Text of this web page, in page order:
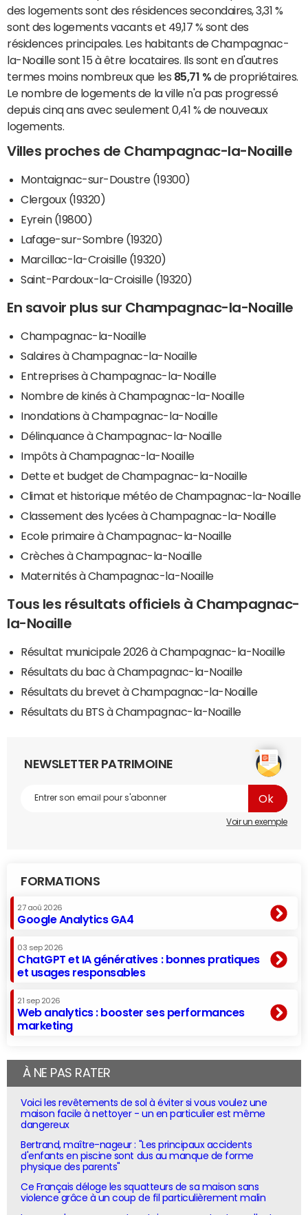
des logements sont des résidences secondaires, 3,31 %
sont des logements vacants et 49,17 % sont des
résidences principales. Les habitants de Champagnac-
la-Noaille sont 15 à être locataires. Ils sont en d'autres
termes moins nombreux que les 85,71 % de propriétaires.
Le nombre de logements de la ville n'a pas progressé
depuis cinq ans avec seulement 0,41 % de nouveaux
logements.
Villes proches de Champagnac-la-Noaille
Montaignac-sur-Doustre (19300)
Clergoux (19320)
Eyrein (19800)
Lafage-sur-Sombre (19320)
Marcillac-la-Croisille (19320)
Saint-Pardoux-la-Croisille (19320)
En savoir plus sur Champagnac-la-Noaille
Champagnac-la-Noaille
Salaires à Champagnac-la-Noaille
Entreprises à Champagnac-la-Noaille
Nombre de kinés à Champagnac-la-Noaille
Inondations à Champagnac-la-Noaille
Délinquance à Champagnac-la-Noaille
Impôts à Champagnac-la-Noaille
Dette et budget de Champagnac-la-Noaille
Climat et historique météo de Champagnac-la-Noaille
Classement des lycées à Champagnac-la-Noaille
Ecole primaire à Champagnac-la-Noaille
Crèches à Champagnac-la-Noaille
Maternités à Champagnac-la-Noaille
Tous les résultats officiels à Champagnac-
la-Noaille
Résultat municipale 2026 à Champagnac-la-Noaille
Résultats du bac à Champagnac-la-Noaille
Résultats du brevet à Champagnac-la-Noaille
Résultats du BTS à Champagnac-la-Noaille
NEWSLETTER PATRIMOINE
Voir un exemple
FORMATIONS
27 aoû 2026
Google Analytics GA4
03 sep 2026
ChatGPT et IA génératives : bonnes pratiques
et usages responsables
21 sep 2026
Web analytics : booster ses performances
marketing
À NE PAS RATER
Voici les revêtements de sol à éviter si vous voulez une
maison facile à nettoyer - un en particulier est même
dangereux
Bertrand, maître-nageur : "Les principaux accidents
d'enfants en piscine sont dus au manque de forme
physique des parents"
Ce Français déloge les squatteurs de sa maison sans
violence grâce à un coup de fil particulièrement malin